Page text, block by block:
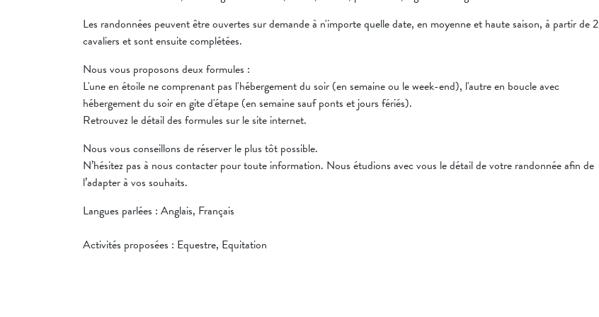
Les randonnées peuvent être ouvertes sur demande à n'importe quelle date, en moyenne et haute saison, à partir de 2
cavaliers et sont ensuite complétées.
Nous vous proposons deux formules :
L'une en étoile ne comprenant pas l'hébergement du soir (en semaine ou le week-end), l'autre en boucle avec
hébergement du soir en gite d'étape (en semaine sauf ponts et jours fériés).
Retrouvez le détail des formules sur le site internet.
Nous vous conseillons de réserver le plus tôt possible.
N’hésitez pas à nous contacter pour toute information. Nous étudions avec vous le détail de votre randonnée afin de
l’adapter à vos souhaits.
Langues parlées : Anglais, Français
Activités proposées : Equestre, Equitation